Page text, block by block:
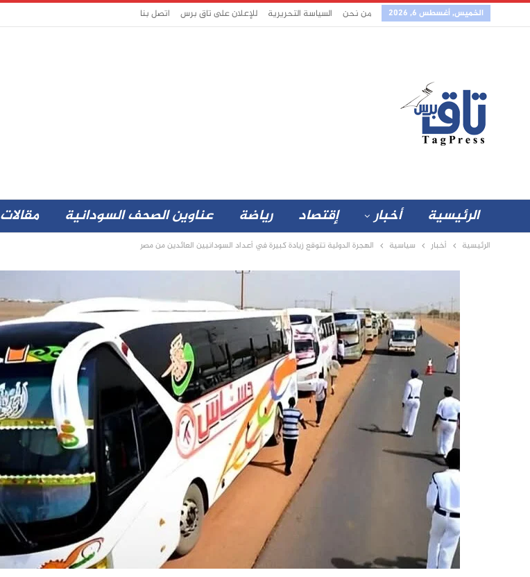
الخميس, أغسطس 6, 2026 من نحن السياسة التحريرية للإعلان على تاق برس اتصل بنا
الرئيسية أخبار إقتصاد رياضة عناوين الصحف السودانية مقالات
الرئيسية أخبار سياسية الهجرة الدولية تتوقع زيادة كبيرة في أعداد السودانيين العائدين من مصر